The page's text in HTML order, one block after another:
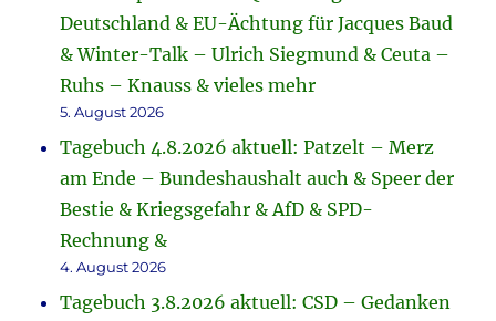
Deutschland & EU-Ächtung für Jacques Baud
& Winter-Talk – Ulrich Siegmund & Ceuta –
Ruhs – Knauss & vieles mehr
5. August 2026
Tagebuch 4.8.2026 aktuell: Patzelt – Merz
am Ende – Bundeshaushalt auch & Speer der
Bestie & Kriegsgefahr & AfD & SPD-
Rechnung &
4. August 2026
Tagebuch 3.8.2026 aktuell: CSD – Gedanken